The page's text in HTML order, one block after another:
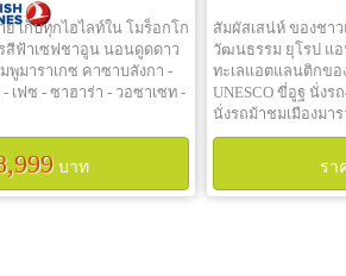
เก็บทุกไฮไลท์ใน โมร็อกโก
สีฟ้าเซฟชาอูน นอนดูดดาว
พูมาราเกซ คาซาบลังกา -
เฟซ - ซาฮาร่า - วอซาเซท -
บาท
สัมผัสเสน่ห์ ของชา
วัฒนธรรม ยุโรป แอ
ทะเลแอตแลนติกขอ
UNESCO ขี่อูฐ นั่ง
นั่งรถม้าชมเมืองมา
พัก 4-5*บินเข้าคาซ
รา